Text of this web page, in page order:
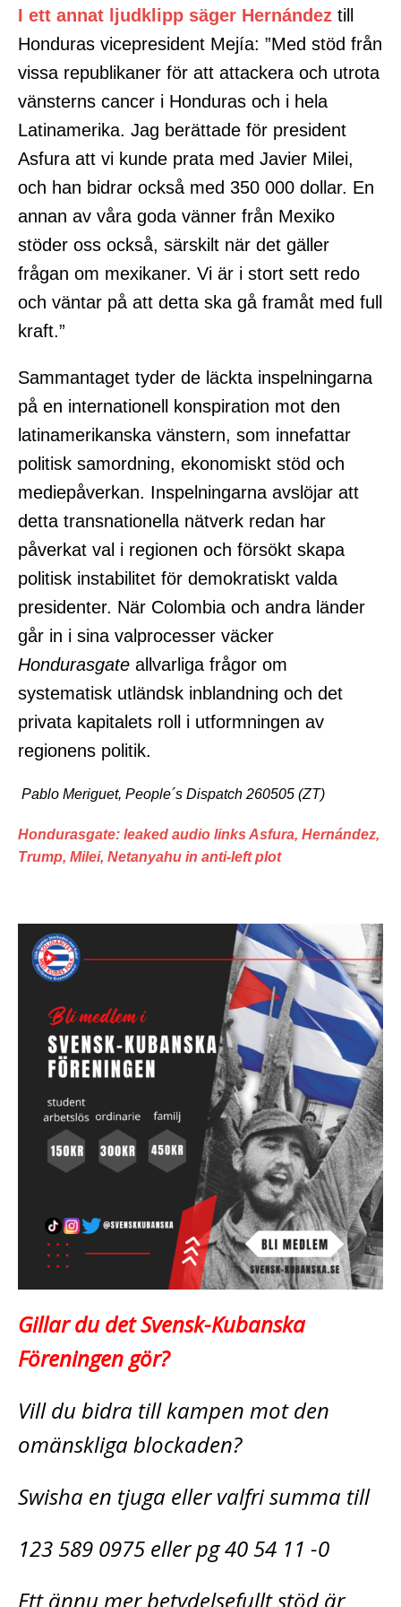
I ett annat ljudklipp säger Hernández till
Honduras vicepresident Mejía: ”Med stöd från
vissa republikaner för att attackera och utrota
vänsterns cancer i Honduras och i hela
Latinamerika. Jag berättade för president
Asfura att vi kunde prata med Javier Milei,
och han bidrar också med 350 000 dollar. En
annan av våra goda vänner från Mexiko
stöder oss också, särskilt när det gäller
frågan om mexikaner. Vi är i stort sett redo
och väntar på att detta ska gå framåt med full
kraft.”
Sammantaget tyder de läckta inspelningarna
på en internationell konspiration mot den
latinamerikanska vänstern, som innefattar
politisk samordning, ekonomiskt stöd och
mediepåverkan. Inspelningarna avslöjar att
detta transnationella nätverk redan har
påverkat val i regionen och försökt skapa
politisk instabilitet för demokratiskt valda
presidenter. När Colombia och andra länder
går in i sina valprocesser väcker
Hondurasgate allvarliga frågor om
systematisk utländsk inblandning och det
privata kapitalets roll i utformningen av
regionens politik.
Pablo Meriguet, People´s Dispatch 260505 (ZT)
Hondurasgate: leaked audio links Asfura, Hernández,
Trump, Milei, Netanyahu in anti-left plot
Gillar du det Svensk-Kubanska
Föreningen gör?
Vill du bidra till kampen mot den
omänskliga blockaden?
Swisha en tjuga eller valfri summa till
123 589 0975 eller pg 40 54 11 -0
Ett ännu mer betydelsefullt stöd är